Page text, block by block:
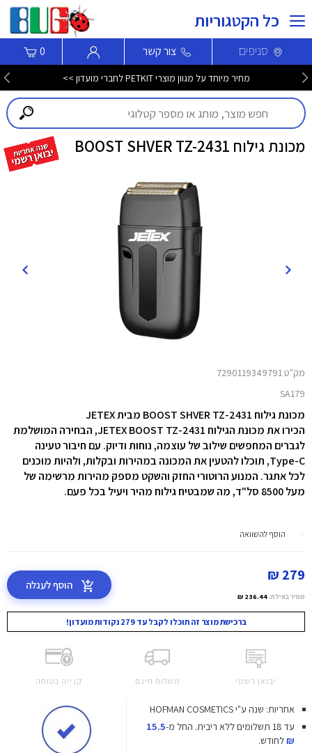
כל הקטגוריות
סניפים צור קשר 0
מחיר מיוחד על מגוון מוצרי PETKIT לחברי מועדון >>
מכונת גילוח BOOST SHVER TZ-2431
מק"ט 7290119349791
SA179
מכונת גילוח BOOST SHVER TZ-2431 מבית JETEX
הכירו את מכונת הגילוח JETEX BOOST TZ-2431, הבחירה המושלמת
לגברים המחפשים שילוב של עוצמה, נוחות ודיוק. עם חיבור טעינה
Type-C, תוכלו להטעין את המכונה במהירות ובקלות, ולהיות מוכנים
לכל אתגר. המנוע הרוטורי החזק והשקט מספק מהירות מרשימה של
מעל 8500 סל"ד, מה שמבטיח גילוח מהיר ויעיל בכל פעם.
הוסף להשוואה
279 ₪
מחיר באילת: 236.44 ₪
הוסף לעגלה
ברכישת מוצר זה תוכלו לקבל עד 279 נקודות מועדון!
יבואן רשמי משלוח חינם קנייה בטוחה
אחריות: שנה ע"י HOFMAN COSMETICS
עד 18 תשלומים ללא ריבית.
החל מ-15.5
₪לחודש.